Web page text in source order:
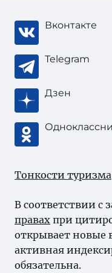
Вконтакте
Telegram
Дзен
Тонкости туризма
В соответствии с
правах при
открывает новые
активная
обязательна.